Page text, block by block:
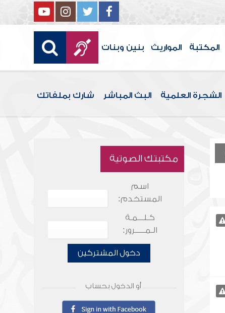
المكتبة المواريث بنين وبنات
الشجرة العلمية البث المباشر شارك بملفاتك
مكتبتك الصوتية
اسم
المستخدم:
كـلـــمـة
الـمـــــرور:
دخول المشتركين
أو الدخول بحساب